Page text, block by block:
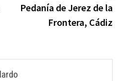
Pedanía de Jerez de la
Frontera, Cádiz